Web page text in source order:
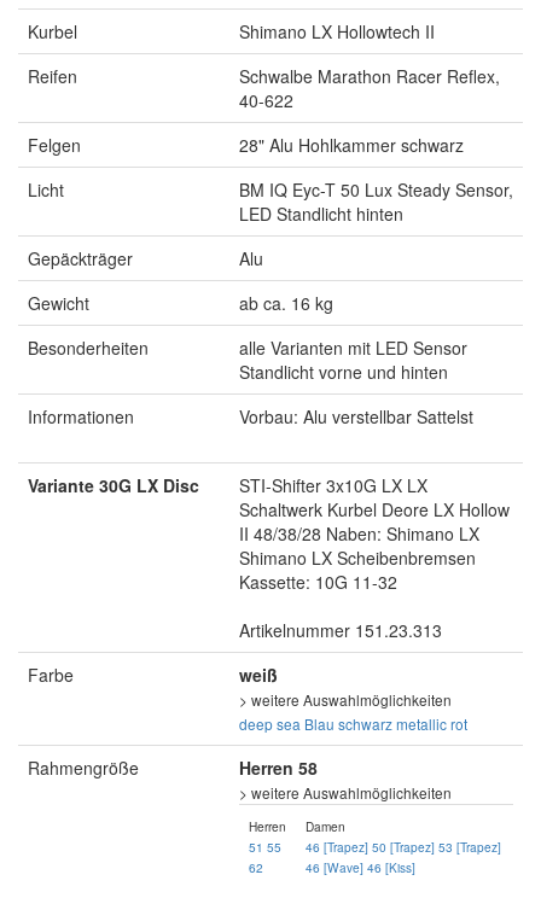
Kurbel
Shimano LX Hollowtech II
Reifen
Schwalbe Marathon Racer Reflex,
40-622
Felgen
28" Alu Hohlkammer schwarz
Licht
BM IQ Eyc-T 50 Lux Steady Sensor,
LED Standlicht hinten
Gepäckträger
Alu
Gewicht
ab ca. 16 kg
Besonderheiten
alle Varianten mit LED Sensor
Standlicht vorne und hinten
Informationen
Vorbau: Alu verstellbar Sattelst
Variante 30G LX Disc
STI-Shifter 3x10G LX LX
Schaltwerk Kurbel Deore LX Hollow
II 48/38/28 Naben: Shimano LX
Shimano LX Scheibenbremsen
Kassette: 10G 11-32
Artikelnummer 151.23.313
Farbe
weiß
> weitere Auswahlmöglichkeiten
deep sea Blau schwarzmetallic rot
Rahmengröße Herren 58
> weitere Auswahlmöglichkeiten
Herren
51 55
62
Damen
46 [Trapez] 50 [Trapez] 53 [Trapez]
46 [Wave] 46 [Kiss]